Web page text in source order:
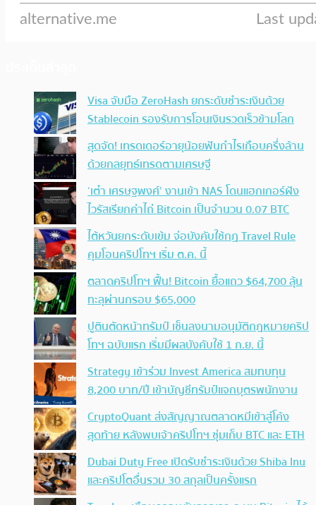
Visa จับมือ ZeroHash ยกระดับชำระเงินด้วย
Stablecoin รองรับการโอนเงินรวดเร็วข้ามโลก
สุดจัด! เทรดเดอร์อายุน้อยฟันกำไรเกือบครึ่งล้าน
ด้วยกลยุทธ์เทรดตามเศรษฐี
‘เต๋า เศรษฐพงศ์’ งานเข้า NAS โดนแฮกเกอร์ฝัง
ไวรัสเรียกค่าไถ่ Bitcoin เป็นจำนวน 0.07 BTC
ไต้หวันยกระดับเข้ม จ่อบังคับใช้กฏ Travel Rule
คุมโอนคริปโทฯ เริ่ม ต.ค. นี้
ตลาดคริปโทฯ ฟื้น! Bitcoin ยื้อแถว $64,700 ลุ้น
ทะลุผ่านกรอบ $65,000
ปูตินตัดหน้าทรัมป์ เซ็นลงนามอนุมัติกฎหมายคริป
โทฯ ฉบับแรก เริ่มมีผลบังคับใช้ 1 ก.ย. นี้
Strategy เข้าร่วม Invest America สมทบทุน
8,200 บาท/ปี เข้าบัญชีทรัมป์แจกบุตรพนักงาน
CryptoQuant ส่งสัญญาณตลาดหมีเข้าสู่โค้ง
สุดท้าย หลังพบเจ้าคริปโทฯ ซุ่มเก็บ BTC และ ETH
Dubai Duty Free เปิดรับชำระเงินด้วย Shiba Inu
และคริปโตอื่นรวม 30 สกุลเป็นครั้งแรก